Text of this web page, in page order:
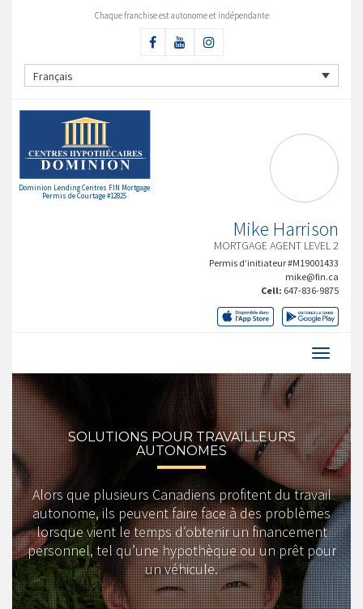
Chaque franchise est autonome et indépendante
Français
Dominion Lending Centres FIN Mortgage
Permis de Courtage #12825
Mike Harrison
MORTGAGE AGENT LEVEL 2
Permis d’initiateur #M19001433
mike@fin.ca
Cell: 647-836-9875
SOLUTIONS POUR TRAVAILLEURS
AUTONOMES
Alors que plusieurs Canadiens profitent du travail
autonome, ils peuvent faire face à des problèmes
lorsque vient le temps d’obtenir un financement
personnel, tel qu’une hypothèque ou un prêt pour
un véhicule.